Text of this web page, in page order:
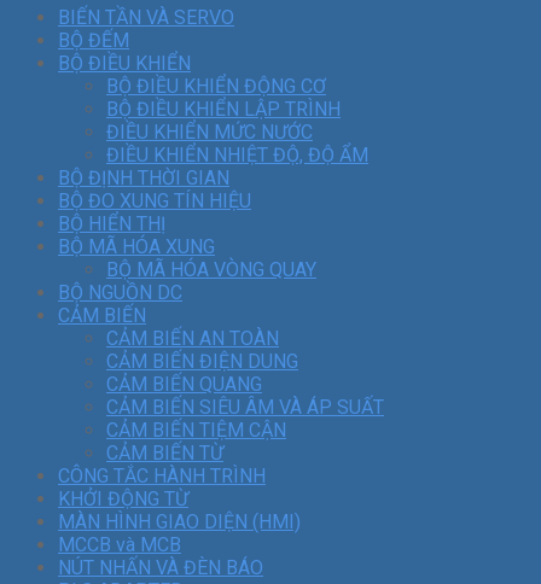
BIẾN TẦN VÀ SERVO
BỘ ĐẾM
BỘ ĐIỀU KHIỂN
BỘ ĐIỀU KHIỂN ĐỘNG CƠ
BỘ ĐIỀU KHIỂN LẬP TRÌNH
ĐIỀU KHIỂN MỨC NƯỚC
ĐIỀU KHIỂN NHIỆT ĐỘ, ĐỘ ẨM
BỘ ĐỊNH THỜI GIAN
BỘ ĐO XUNG TÍN HIỆU
BỘ HIỂN THỊ
BỘ MÃ HÓA XUNG
BỘ MÃ HÓA VÒNG QUAY
BỘ NGUỒN DC
CẢM BIẾN
CẢM BIẾN AN TOÀN
CẢM BIẾN ĐIỆN DUNG
CẢM BIẾN QUANG
CẢM BIẾN SIÊU ÂM VÀ ÁP SUẤT
CẢM BIẾN TIỆM CẬN
CẢM BIẾN TỪ
CÔNG TẮC HÀNH TRÌNH
KHỞI ĐỘNG TỪ
MÀN HÌNH GIAO DIỆN (HMI)
MCCB và MCB
NÚT NHẤN VÀ ĐÈN BÁO